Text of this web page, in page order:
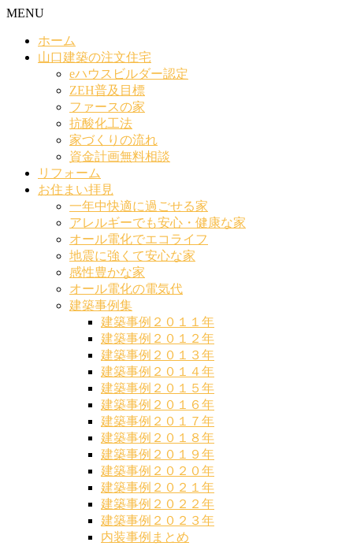
MENU
ホーム
山口建築の注文住宅
eハウスビルダー認定
ZEH普及目標
ファースの家
抗酸化工法
家づくりの流れ
資金計画無料相談
リフォーム
お住まい拝見
一年中快適に過ごせる家
アレルギーでも安心・健康な家
オール電化でエコライフ
地震に強くて安心な家
感性豊かな家
オール電化の電気代
建築事例集
建築事例２０１１年
建築事例２０１２年
建築事例２０１３年
建築事例２０１４年
建築事例２０１５年
建築事例２０１６年
建築事例２０１７年
建築事例２０１８年
建築事例２０１９年
建築事例２０２０年
建築事例２０２１年
建築事例２０２２年
建築事例２０２３年
内装事例まとめ